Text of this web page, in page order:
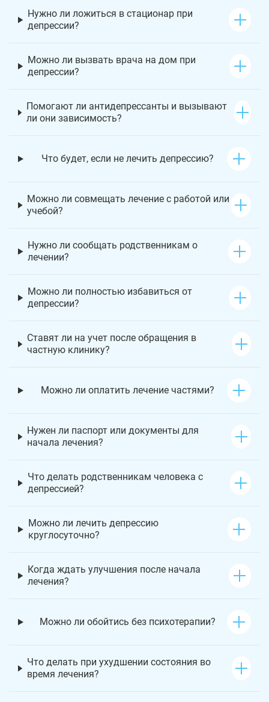
Нужно ли ложиться в стационар при
депрессии?
Можно ли вызвать врача на дом при
депрессии?
Помогают ли антидепрессанты и вызывают
ли они зависимость?
Что будет, если не лечить депрессию?
Можно ли совмещать лечение с работой или
учебой?
Нужно ли сообщать родственникам о
лечении?
Можно ли полностью избавиться от
депрессии?
Ставят ли на учет после обращения в
частную клинику?
Можно ли оплатить лечение частями?
Нужен ли паспорт или документы для
начала лечения?
Что делать родственникам человека с
депрессией?
Можно ли лечить депрессию
круглосуточно?
Когда ждать улучшения после начала
лечения?
Можно ли обойтись без психотерапии?
Что делать при ухудшении состояния во
время лечения?